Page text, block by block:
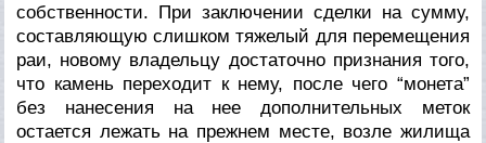
собственности. При заключении сделки на сумму,
составляющую слишком тяжелый для перемещения
раи, новому владельцу достаточно признания того,
что камень переходит к нему, после чего “монета”
без нанесения на нее дополнительных меток
остается лежать на прежнем месте, возле жилища